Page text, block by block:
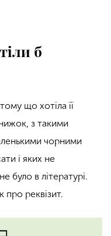
б
що хотіла її
з такими
чорними
і яких не
було в літературі.
реквізит.